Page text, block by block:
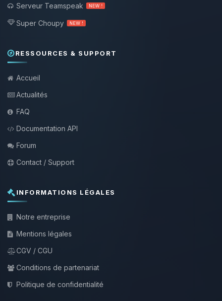
Serveur Teamspeak
NEW !
Super Choupy NEW !
RESSOURCES & SUPPORT
Accueil
Actualités
FAQ
Documentation API
Forum
Contact / Support
INFORMATIONS LÉGALES
Notre entreprise
Mentions légales
CGV / CGU
Conditions de partenariat
Politique de confidentialité